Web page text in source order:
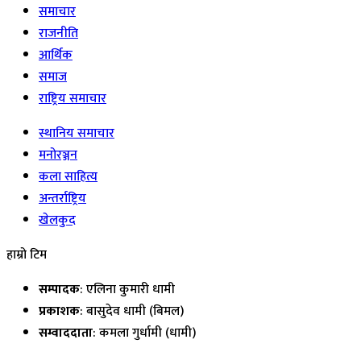
समाचार
राजनीति
आर्थिक
समाज
राष्ट्रिय समाचार
स्थानिय समाचार
मनोरञ्जन
कला साहित्य
अन्तर्राष्ट्रिय
खेलकुद
हाम्रो टिम
सम्पादक: एलिना कुमारी धामी
प्रकाशक: बासुदेव धामी (बिमल)
सम्वाददाता: कमला गुर्धामी (धामी)